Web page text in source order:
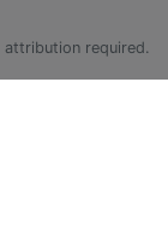
attribution required.